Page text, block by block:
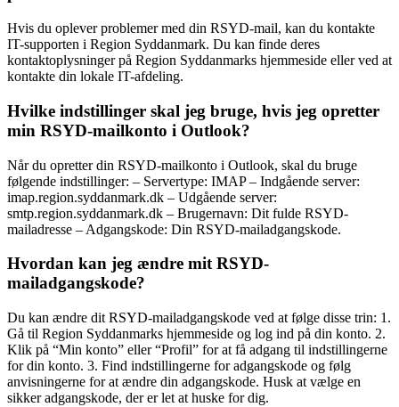
Hvis du oplever problemer med din RSYD-mail, kan du kontakte
IT-supporten i Region Syddanmark. Du kan finde deres
kontaktoplysninger på Region Syddanmarks hjemmeside eller ved at
kontakte din lokale IT-afdeling.
Hvilke indstillinger skal jeg bruge, hvis jeg opretter
min RSYD-mailkonto i Outlook?
Når du opretter din RSYD-mailkonto i Outlook, skal du bruge
følgende indstillinger: – Servertype: IMAP – Indgående server:
imap.region.syddanmark.dk – Udgående server:
smtp.region.syddanmark.dk – Brugernavn: Dit fulde RSYD-
mailadresse – Adgangskode: Din RSYD-mailadgangskode.
Hvordan kan jeg ændre mit RSYD-
mailadgangskode?
Du kan ændre dit RSYD-mailadgangskode ved at følge disse trin: 1.
Gå til Region Syddanmarks hjemmeside og log ind på din konto. 2.
Klik på “Min konto” eller “Profil” for at få adgang til indstillingerne
for din konto. 3. Find indstillingerne for adgangskode og følg
anvisningerne for at ændre din adgangskode. Husk at vælge en
sikker adgangskode, der er let at huske for dig.